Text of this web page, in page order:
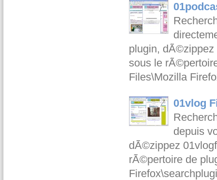
plugin, dÃ©zippez
sous le
Files\Mozilla
01vlog
depuis
dÃ©zippez
rÃ©pertoire de